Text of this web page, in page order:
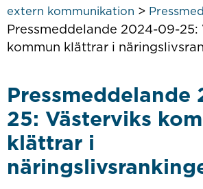
extern kommunikation >
Pressmeddelande 2024-09-25:
kommun klättrar i
25: Västerviks
klättrar i